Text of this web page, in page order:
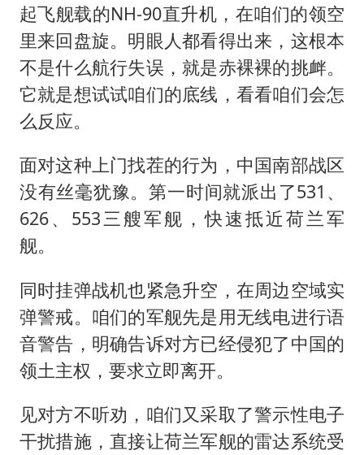
起飞舰载的NH-90直升机，在咱们的领空
里来回盘旋。明眼人都看得出来，这根本
不是什么航行失误，就是赤裸裸的挑衅。
它就是想试试咱们的底线，看看咱们会怎
么反应。
面对这种上门找茬的行为，中国南部战区
没有丝毫犹豫。第一时间就派出了531、
626、553三艘军舰，快速抵近荷兰军
舰。
同时挂弹战机也紧急升空，在周边空域实
弹警戒。咱们的军舰先是用无线电进行语
音警告，明确告诉对方已经侵犯了中国的
领土主权，要求立即离开。
见对方不听劝，咱们又采取了警示性电子
干扰措施，直接让荷兰军舰的雷达系统受